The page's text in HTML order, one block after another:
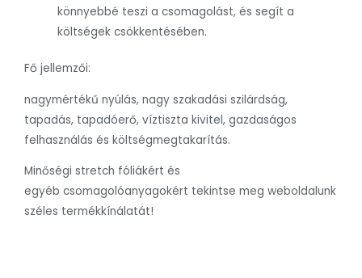
könnyebbé teszi a csomagolást, és segít a
költségek csökkentésében.
Fő jellemzői:
nagymértékű nyúlás, nagy szakadási szilárdság,
tapadás, tapadóerő, víztiszta kivitel, gazdaságos
felhasználás és költségmegtakarítás.
Minőségi stretch fóliákért és
egyéb csomagolóanyagokért tekintse meg weboldalunk
széles termékkínálatát!